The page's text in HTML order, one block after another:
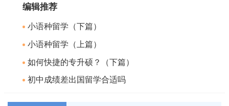
编辑推荐
小语种留学（下篇）
小语种留学（上篇）
如何快捷的专升硕？（下篇）
初中成绩差出国留学合适吗